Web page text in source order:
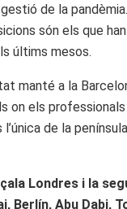
de la
són els que
últims mesos.
manté a la
on els
l’única de la
Londres i la
Berlín, Abu Dabi,